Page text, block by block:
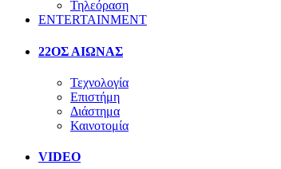
Τηλεόραση
ENTERTAINMENT
22ΟΣ ΑΙΩΝΑΣ
Τεχνολογία
Επιστήμη
Διάστημα
Καινοτομία
VIDEO